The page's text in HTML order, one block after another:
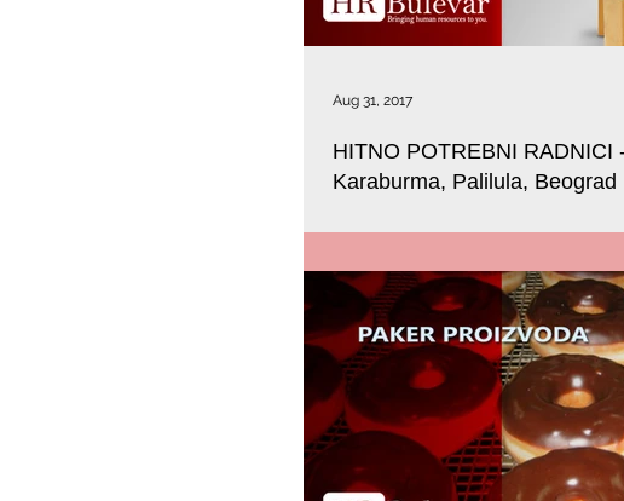
HITNO POTREBNI RADNICI
Karaburma, Palilula, Beograd
Aug 31, 2017